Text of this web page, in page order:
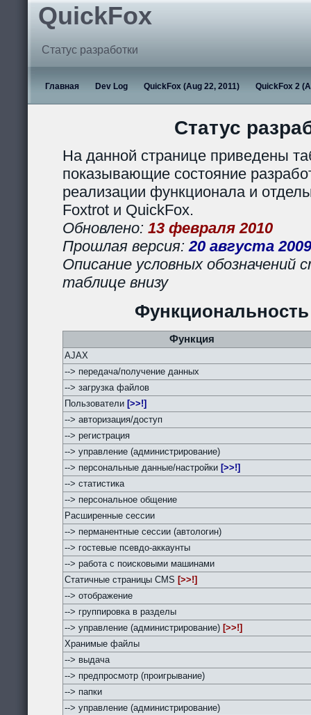
QuickFox
Статус разработки
Главная Dev Log QuickFox (Aug 22, 2011) QuickFox 2
Статус
На данной странице приведены
показывающие состояние
реализации функционала и
Foxtrot и QuickFox.
Обновлено: 13 февраля 2010
Прошлая версия:20 августа 2009
Описание условных обозначений
таблице внизу
Функция
AJAX
--> передача/получение данных
--> загрузка файлов
Пользователи [>>!]
--> авторизация/доступ
--> регистрация
--> управление (администрирование)
--> персональные данные/настройки [>>!]
--> статистика
--> персональное общение
Расширенные сессии
--> перманентные сессии (автологин)
--> гостевые псевдо-аккаунты
--> работа с поисковыми машинами
Статичные страницы CMS [>>!]
--> отображение
--> группировка в разделы
--> управление (администрирование) [>>!]
Хранимые файлы
--> выдача
--> предпросмотр (проигрывание)
--> папки
--> управление (администрирование)